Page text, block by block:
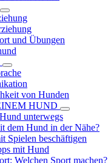
und Übungen
von Hunden
HUND
unterwegs
dem Hund in der Nähe?
Spielen beschäftigen
mit Hund
Welchen Sport machen?